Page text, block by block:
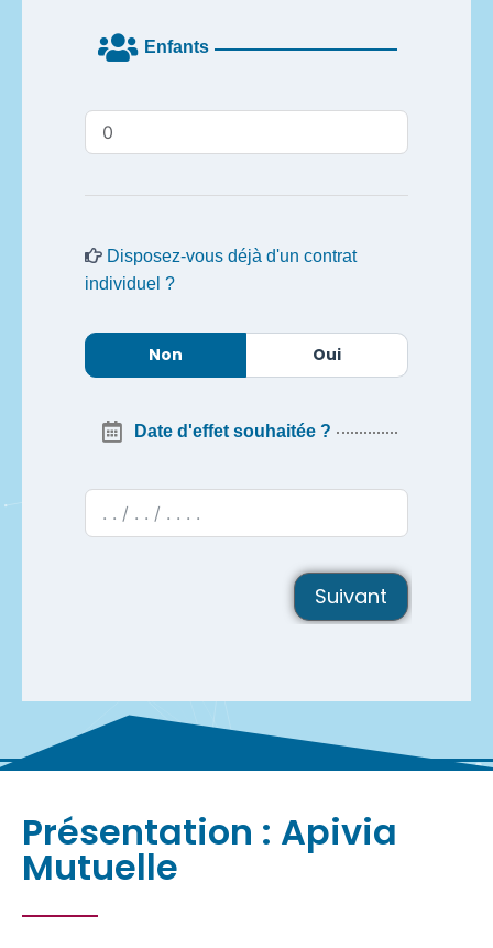
Enfants
Disposez-vous déjà d'un contrat
individuel ?
Non Oui
Date d'effet souhaitée ?
Suivant
Présentation : Apivia
Mutuelle